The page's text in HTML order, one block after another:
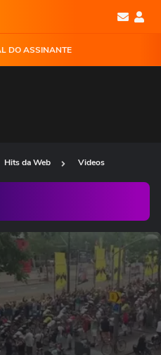
DO ASSINANTE
Hits da Web Videos